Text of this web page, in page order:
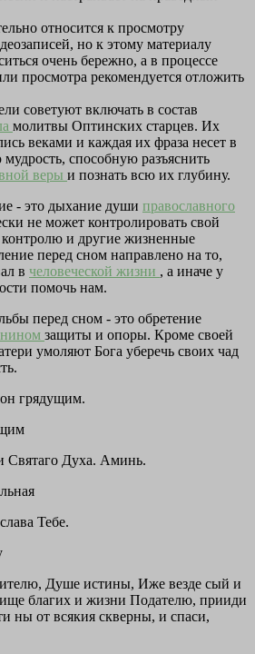
относится к просмотру
но к этому материалу
очень бережно, а в процессе
просмотра рекомендуется отложить
советуют включать в состав
молитвы Оптинских старцев. Их
веками и каждая их фраза несет в
способную разъяснить
веры и познать всю их глубину.
- это дыхание души православного
не может контролировать свой
и другие жизненные
перед сном направлено на то,
в человеческой жизни , а иначе у
помочь нам.
перед сном - это обретение
защиты и опоры. Кроме своей
умоляют Бога уберечь своих чад
грядущим.
Духа. Аминь.
Тебе.
Душе истины, Иже везде сый и
благих и жизни Подателю, прииди
ны от всякия скверны, и спаси,